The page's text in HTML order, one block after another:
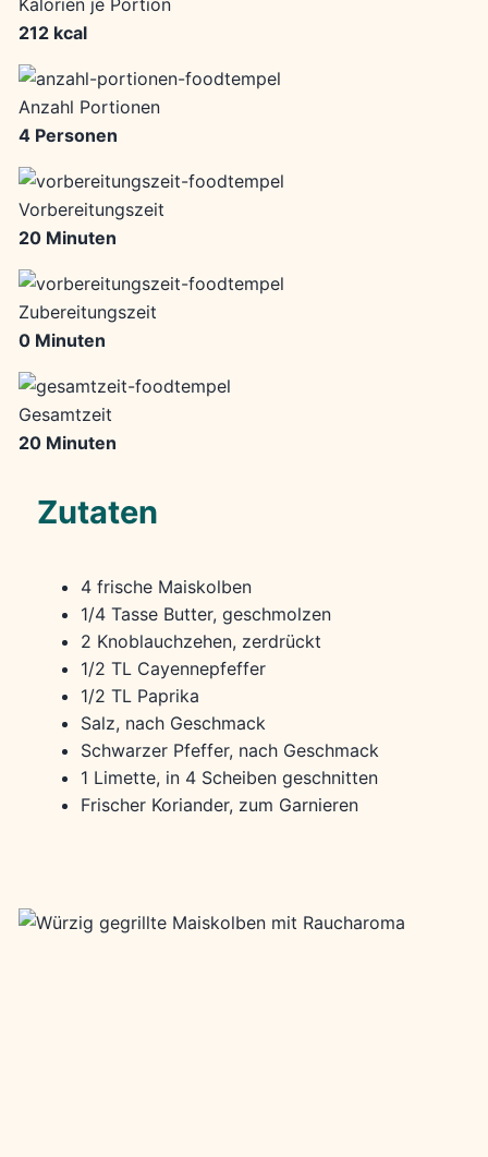
212 kcal
Anzahl Portionen
4 Personen
Vorbereitungszeit
20 Minuten
Zubereitungszeit
0 Minuten
Gesamtzeit
20 Minuten
Zutaten
4 frische Maiskolben
1/4 Tasse Butter, geschmolzen
2 Knoblauchzehen, zerdrückt
1/2 TL Cayennepfeffer
1/2 TL Paprika
Salz, nach Geschmack
Schwarzer Pfeffer, nach Geschmack
1 Limette, in 4 Scheiben geschnitten
Frischer Koriander, zum Garnieren